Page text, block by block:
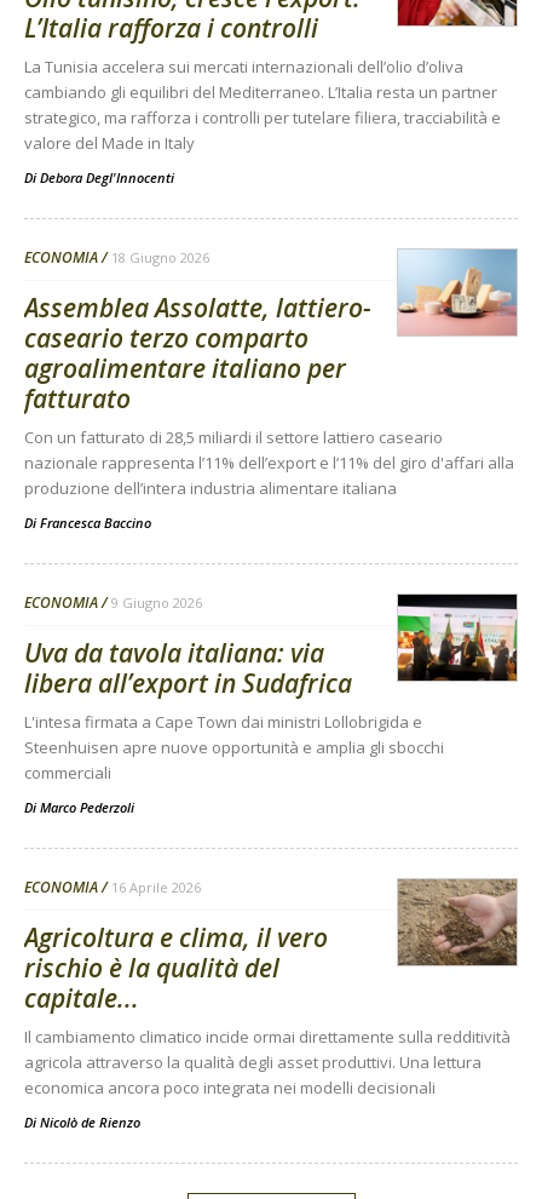
L’Italia rafforza i controlli
La Tunisia accelera sui mercati internazionali dell’olio d’oliva
cambiando gli equilibri del Mediterraneo. L’Italia resta un partner
strategico, ma rafforza i controlli per tutelare filiera, tracciabilità e
valore del Made in Italy
Di Debora Degl'Innocenti
ECONOMIA 18 Giugno 2026
Assemblea Assolatte, lattiero-
caseario terzo comparto
agroalimentare italiano per
fatturato
Con un fatturato di 28,5 miliardi il settore lattiero caseario
nazionale rappresenta l’11% dell’export e l’11% del giro d'affari alla
produzione dell’intera industria alimentare italiana
Di Francesca Baccino
ECONOMIA 9 Giugno 2026
Uva da tavola italiana: via
libera all’export in Sudafrica
L'intesa firmata a Cape Town dai ministri Lollobrigida e
Steenhuisen apre nuove opportunità e amplia gli sbocchi
commerciali
Di Marco Pederzoli
ECONOMIA 16 Aprile 2026
Agricoltura e clima, il vero
rischio è la qualità del
capitale...
Il cambiamento climatico incide ormai direttamente sulla redditività
agricola attraverso la qualità degli asset produttivi. Una lettura
economica ancora poco integrata nei modelli decisionali
Di Nicolò de Rienzo